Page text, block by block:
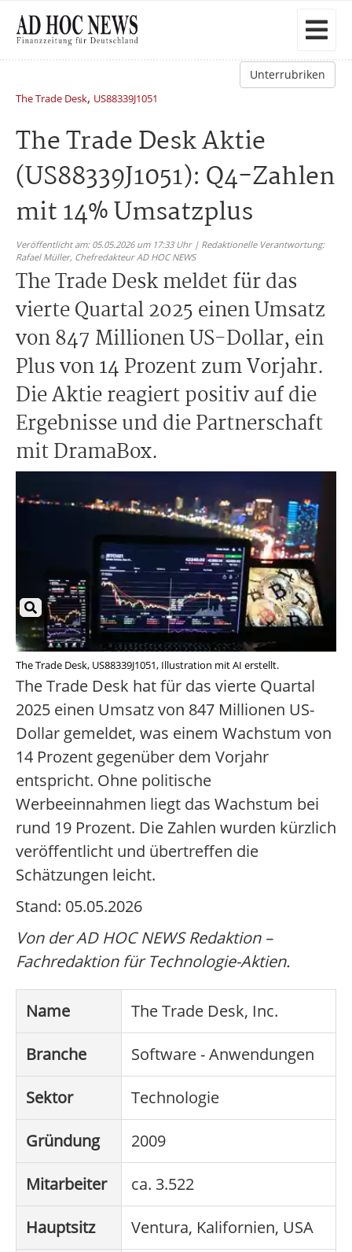
Unterrubriken
The Trade Desk, US88339J1051
The Trade Desk Aktie
(US88339J1051): Q4-Zahlen
mit 14% Umsatzplus
Veröffentlicht am: 05.05.2026 um 17:33 Uhr | Redaktionelle Verantwortung:
Rafael Müller, Chefredakteur AD HOC NEWS
The Trade Desk meldet für das
vierte Quartal 2025 einen Umsatz
von 847 Millionen US-Dollar, ein
Plus von 14 Prozent zum Vorjahr.
Die Aktie reagiert positiv auf die
Ergebnisse und die Partnerschaft
mit DramaBox.
The Trade Desk, US88339J1051, Illustration mit AI erstellt.
The Trade Desk hat für das vierte Quartal
2025 einen Umsatz von 847 Millionen US-
Dollar gemeldet, was einem Wachstum von
14 Prozent gegenüber dem Vorjahr
entspricht. Ohne politische
Werbeeinnahmen liegt das Wachstum bei
rund 19 Prozent. Die Zahlen wurden kürzlich
veröffentlicht und übertreffen die
Schätzungen leicht.
Stand: 05.05.2026
Von der AD HOC NEWS Redaktion –
Fachredaktion für Technologie-Aktien.
Name The Trade Desk, Inc.
Branche Software - Anwendungen
Sektor Technologie
Gründung 2009
Mitarbeiter ca. 3.522
Hauptsitz Ventura, Kalifornien, USA